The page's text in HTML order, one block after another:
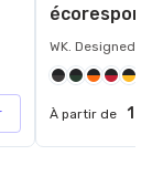
WK. Designed
À partir de